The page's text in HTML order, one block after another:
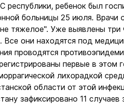
ребенок был
больницы 25 июля. Врачи
тяжелое". Уже выявлены три
Все они находятся под
проводятся
первые в этом
лихорадкой
области от этой
зафиксировано 11 случаев